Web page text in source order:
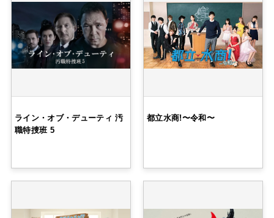
ライン・オブ・デューティ 汚
職特捜班 5
都立水商!〜令和〜